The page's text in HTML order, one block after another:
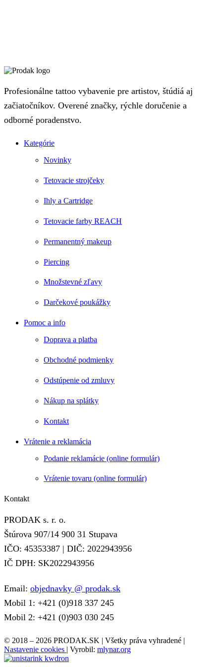
Profesionálne tattoo vybavenie pre artistov, štúdiá aj
začiatočníkov. Overené značky, rýchle doručenie a
odborné poradenstvo.
Kategórie
Novinky
Tetovacie strojčeky
Ihly a Cartridge
Tetovacie farby REACH
Permanentný makeup
Piercing
Množstevné zľavy
Darčekové poukážky
Pomoc a info
Doprava a platba
Obchodné podmienky
Odstúpenie od zmluvy
Nákup na splátky
Kontakt
Vrátenie a reklamácia
Podanie reklamácie (online formulár)
Vrátenie tovaru (online formulár)
Kontakt
PRODAK s. r. o.
Štúrova 907/14 900 31 Stupava
IČO: 45353387 | DIČ: 2022943956
IČ DPH: SK2022943956
Email: objednavky @ prodak.sk
Mobil 1: +421 (0)918 337 245
Mobil 2: +421 (0)903 030 245
© 2018 – 2026 PRODAK.SK | Všetky práva vyhradené |
Nastavenie cookies | Vyrobil: mlynar.org